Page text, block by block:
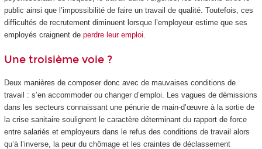
public ainsi que l’impossibilité de faire un travail de qualité. Toutefois, ces
difficultés de recrutement diminuent lorsque l’employeur estime que ses
employés craignent de perdre leur emploi
Une troisième voie ?
Deux manières de composer donc avec de mauvaises conditions de
travail : s’en accommoder ou changer d’emploi. Les vagues de démissions
dans les secteurs connaissant une pénurie de main-d’œuvre à la sortie de
la crise sanitaire soulignent le caractère déterminant du rapport de force
entre salariés et employeurs dans le refus des conditions de travail alors
qu’à l’inverse, la peur du chômage et les craintes de déclassement